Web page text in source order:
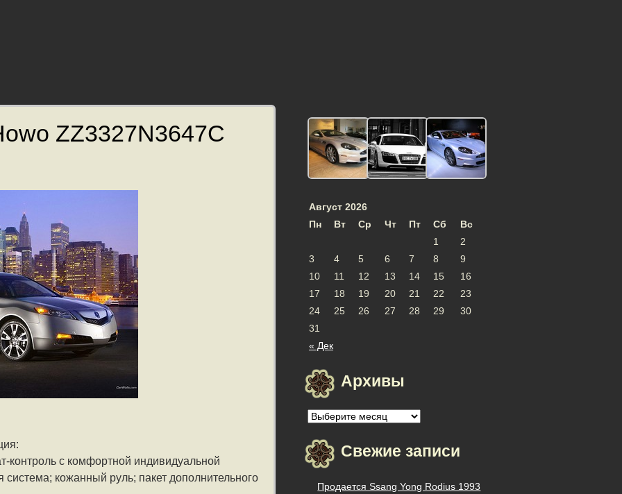
ZZ3327N3647C
контроль с комфортной индивидуальной
система; кожанный руль; пакет дополнительного
Август 2026
Пн
Вт Ср Чт Пт Сб Вс
« Дек
1
2
3
4 5 6 7 8
9
10
11 12 13 14 15
16
17
18 19 20 21 22
23
24
25 26 27 28 29
30
31
Архивы
Архивы
Свежие записи
Продается Ssang Yong Rodius 1993